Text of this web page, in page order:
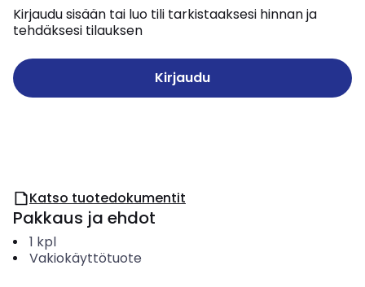
Kirjaudu sisään tai luo tili tarkistaaksesi hinnan ja
tehdäksesi tilauksen
Kirjaudu
Katso tuotedokumentit
Pakkaus ja ehdot
1 kpl
Vakiokäyttötuote